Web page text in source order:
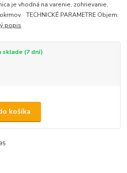
je vhodná na varenie, zohrievanie,
TECHNICKÉ PARAMETRE Objem:
popis
(7 dní)
košíka